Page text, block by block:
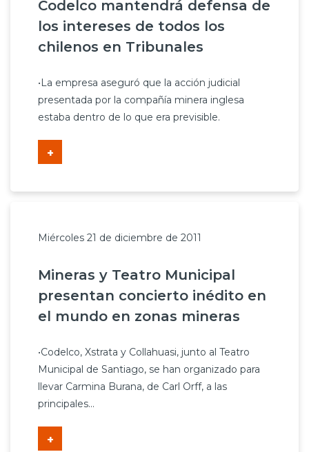
Codelco mantendrá defensa de
los intereses de todos los
chilenos en Tribunales
•La empresa aseguró que la acción judicial
presentada por la compañía minera inglesa
estaba dentro de lo que era previsible.
+
Miércoles 21 de diciembre de 2011
Mineras y Teatro Municipal
presentan concierto inédito en
el mundo en zonas mineras
•Codelco, Xstrata y Collahuasi, junto al Teatro
Municipal de Santiago, se han organizado para
llevar Carmina Burana, de Carl Orff, a las
principales...
+